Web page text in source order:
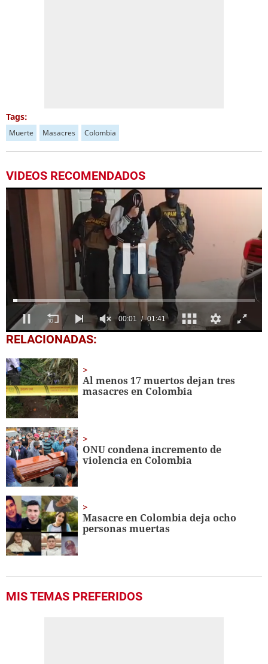
Tags:
Muerte Masacres Colombia
VIDEOS RECOMENDADOS
0
of
minute,
41
seconds
00:04 01:41
RELACIONADAS:
Al menos 17 muertos dejan tres
masacres en Colombia
ONU condena incremento de
violencia en Colombia
Masacre en Colombia deja ocho
personas muertas
MIS TEMAS PREFERIDOS